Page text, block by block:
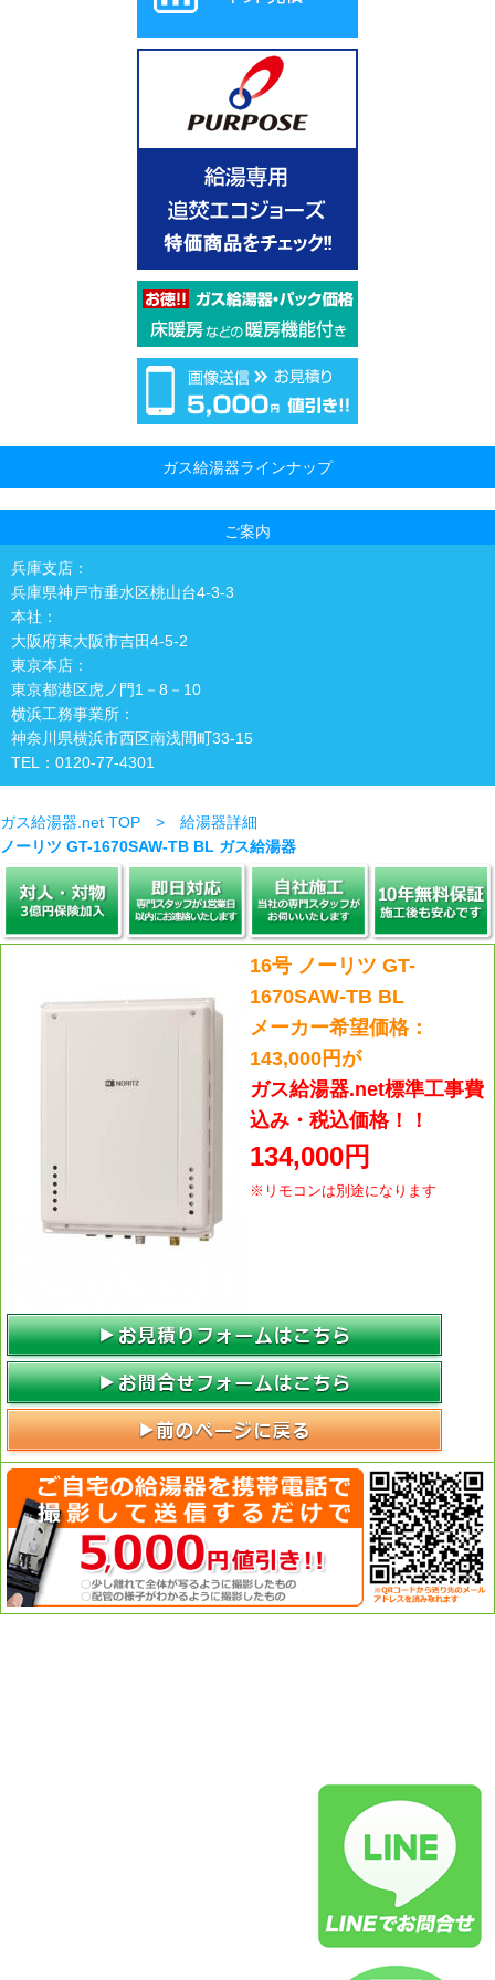
ガス給湯器ラインナップ
ご案内
兵庫支店：
兵庫県神戸市垂水区桃山台4-3-3
本社：
大阪府東大阪市吉田4-5-2
東京本店：
東京都港区虎ノ門1－8－10
横浜工務事業所：
神奈川県横浜市西区南浅間町33-15
TEL：0120-77-4301
ガス給湯器.net TOP > 給湯器詳細
ノーリツ GT-1670SAW-TB BL ガス給湯器
16号 ノーリツ GT-
1670SAW-TB BL
メーカー希望価格：
143,000円が
ガス給湯器.net標準工事費
込み・税込価格！！
134,000円
※リモコンは別途になります